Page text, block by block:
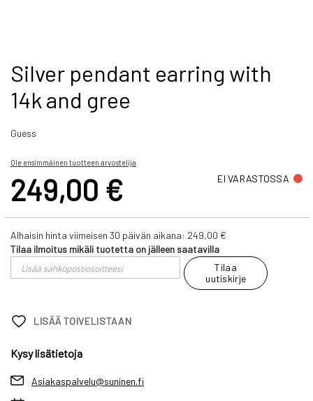
Skip
to
the
beginning
the
gallery
Silver pendant earring with
14k and gree
Guess
Ole ensimmäinen tuotteen arvostelija
249,00 € EI VARASTOSSA
Alhaisin hinta viimeisen 30 päivän aikana: 249,00 €
Tilaa ilmoitus mikäli tuotetta on jälleen saatavilla
Tilaa
uutiskirje
LISÄÄ TOIVELISTAAN
Kysy lisätietoja
Asiakaspalvelu@suninen.fi